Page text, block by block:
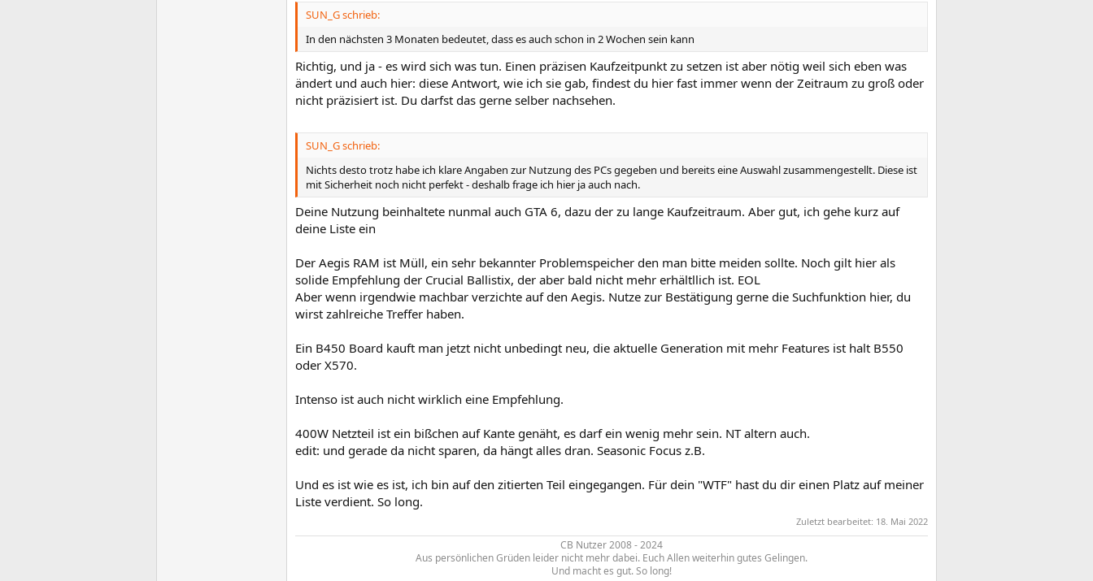
SUN_G schrieb:
In den nächsten 3 Monaten bedeutet, dass es auch schon in 2 Wochen sein kann
Richtig, und ja - es wird sich was tun. Einen präzisen Kaufzeitpunkt zu setzen ist aber nötig weil sich eben was
ändert und auch hier: diese Antwort, wie ich sie gab, findest du hier fast immer wenn der Zeitraum zu groß oder
nicht präzisiert ist. Du darfst das gerne selber nachsehen.
SUN_G schrieb:
Nichts desto trotz habe ich klare Angaben zur Nutzung des PCs gegeben und bereits eine Auswahl zusammengestellt. Diese ist
mit Sicherheit noch nicht perfekt - deshalb frage ich hier ja auch nach.
Deine Nutzung beinhaltete nunmal auch GTA 6, dazu der zu lange Kaufzeitraum. Aber gut, ich gehe kurz auf
deine Liste ein
Der Aegis RAM ist Müll, ein sehr bekannter Problemspeicher den man bitte meiden sollte. Noch gilt hier als
solide Empfehlung der Crucial Ballistix, der aber bald nicht mehr erhältllich ist. EOL
Aber wenn irgendwie machbar verzichte auf den Aegis. Nutze zur Bestätigung gerne die Suchfunktion hier, du
wirst zahlreiche Treffer haben.
Ein B450 Board kauft man jetzt nicht unbedingt neu, die aktuelle Generation mit mehr Features ist halt B550
oder X570.
Intenso ist auch nicht wirklich eine Empfehlung.
400W Netzteil ist ein bißchen auf Kante genäht, es darf ein wenig mehr sein. NT altern auch.
edit: und gerade da nicht sparen, da hängt alles dran. Seasonic Focus z.B.
Und es ist wie es ist, ich bin auf den zitierten Teil eingegangen. Für dein "WTF" hast du dir einen Platz auf meiner
Liste verdient. So long.
Zuletzt bearbeitet: 18. Mai 2022
CB Nutzer 2008 - 2024
Aus persönlichen Grüden leider nicht mehr dabei. Euch Allen weiterhin gutes Gelingen.
Und macht es gut. So long!​